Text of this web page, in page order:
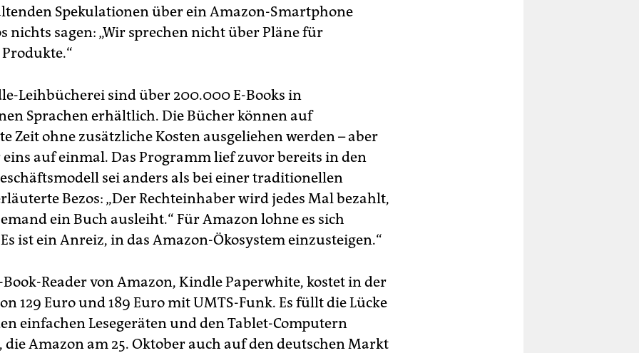
Spekulationen über ein Amazon-Smartphone
nichts sagen: „Wir sprechen nicht über Pläne für
Leihbücherei sind über 200.000 E-Books in
Sprachen erhältlich. Die Bücher können auf
Zeit ohne zusätzliche Kosten ausgeliehen werden – aber
auf einmal. Das Programm lief zuvor bereits in den
sei anders als bei einer traditionellen
Bezos: „Der Rechteinhaber wird jedes Mal bezahlt,
ein Buch ausleiht.“ Für Amazon lohne es sich
ist ein Anreiz, in das Amazon-Ökosystem einzusteigen.“
Book-Reader von Amazon, Kindle Paperwhite, kostet in der
129 Euro und 189 Euro mit UMTS-Funk. Es füllt die Lücke
einfachen Lesegeräten und den Tablet-Computern
die Amazon am 25. Oktober auch auf den deutschen Markt